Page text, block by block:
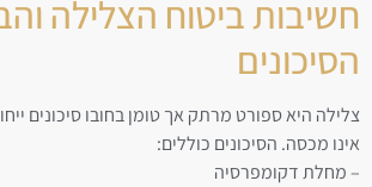
חשיבות ביטוח הצלילה
הסיכונים
צלילה היא ספורט מרתק אך טומן בחובו סיכונים
אינו מכסה. הסיכונים כוללים:
– מחלת דקומפרסיה